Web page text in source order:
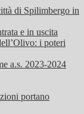
di Spilimbergo in
e in uscita
i poteri
a.s. 2023-2024
portano